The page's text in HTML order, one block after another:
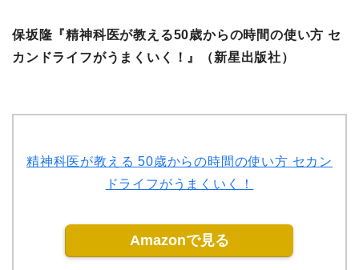
保坂隆『精神科医が教える50歳からの時間の使い方 セ
カンドライフがうまくいく！』（新星出版社）
精神科医が教える 50歳からの時間の使い方 セカン
ドライフがうまくいく！
Amazonで見る